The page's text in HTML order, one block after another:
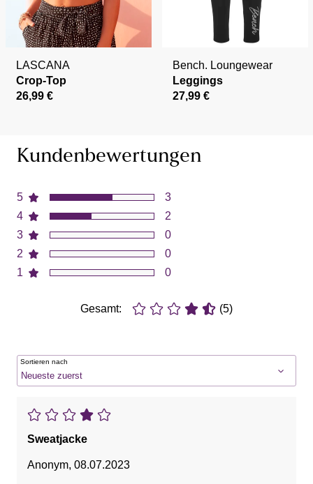
LASCANA
Crop-Top
26,99 €
Bench. Loungewear
Leggings
27,99 €
Kundenbewertungen
5
4
3
2
1
3
2
0
0
0
Gesamt: (5)
Sortieren nach
Sweatjacke
Anonym, 08.07.2023